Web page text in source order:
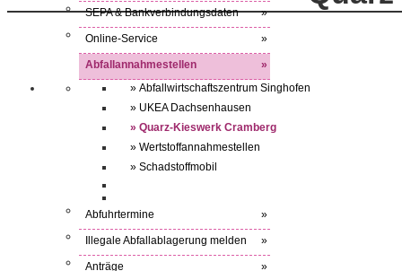
SEPA & Bankverbindungsdaten »
Online-Service »
Abfallannahmestellen
»
» Abfallwirtschaftszentrum Singhofen
» UKEA Dachsenhausen
» Quarz-Kieswerk Cramberg
» Wertstoffannahmestellen
» Schadstoffmobil
Abfuhrtermine »
Illegale Abfallablagerung melden »
Anträge »